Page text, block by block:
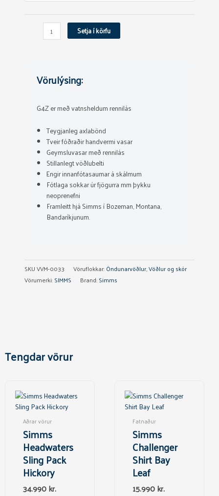
vöðlur
Setja í körfu
Vörulýsing:
G4Z er með vatnsheldum rennilás
Teygjanleg axlabönd
Tveir fóðraðir handvermi vasar
Geymsluvasar með rennilás
Stillanlegt vöðlubelti
Engir innanfótasaumar á skálmum
Fótlaga sokkar úr fjögurra mm þykku
neoprenefni
Framleitt hjá Simms í Bozeman, Montana,
Bandaríkjunum.
SKUVVM-0033 Vöruflokkar:Öndunarvöðlur,Vöðlur og skór
Vörumerki:SIMMS Brand:Simms
Tengdar vörur
Aðrar vörur
Simms
Headwaters
Sling Pack
Hickory
34.990kr.
Fatnaður
Simms
Challenger
Shirt Bay
Leaf
15.990kr.
product
options